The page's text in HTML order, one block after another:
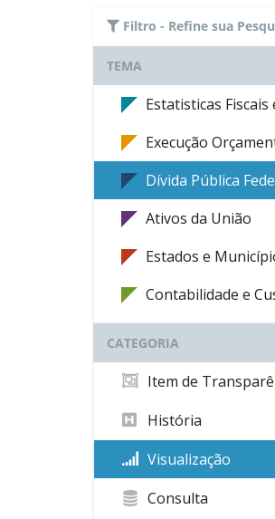
Filtro - Refine sua
TEMA
Estatisticas
Execução
Dívida Pública
Ativos da União
Estados e
Contabilidade e
CATEGORIA
Item de
História
Visualização
Consulta